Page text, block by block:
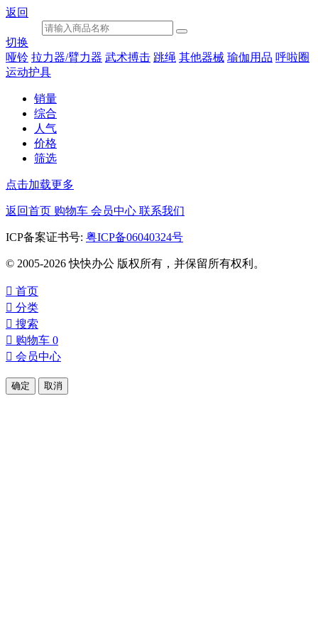
返回
切换
哑铃 拉力器/臂力器 武术搏击 跳绳 其他器械 瑜伽用品 呼啦圈
运动护具
销量
综合
人气
价格
筛选
点击加载更多
返回首页 购物车 会员中心 联系我们
ICP备案证书号: 粤ICP备06040324号
© 2005-2026 快快办公 版权所有，并保留所有权利。
 首页
 分类
 搜索
 购物车 0
 会员中心
确定 取消